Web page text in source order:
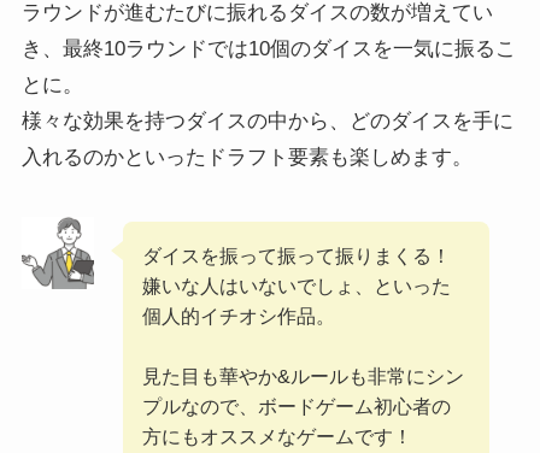
ラウンドが進むたびに振れるダイスの数が増えてい
き、最終10ラウンドでは10個のダイスを一気に振るこ
とに。
様々な効果を持つダイスの中から、どのダイスを手に
入れるのかといったドラフト要素も楽しめます。
ダイスを振って振って振りまくる！
嫌いな人はいないでしょ、といった
個人的イチオシ作品。
見た目も華やか&ルールも非常にシン
プルなので、ボードゲーム初心者の
方にもオススメなゲームです！